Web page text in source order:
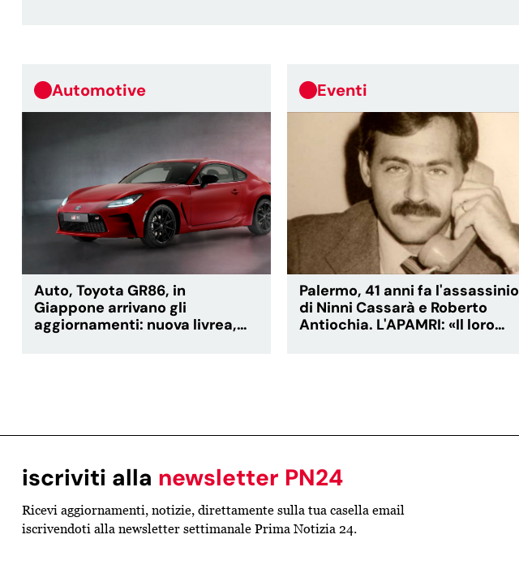
Automotive
Auto, Toyota GR86, in
Giappone arrivano gli
aggiornamenti: nuova livrea,
Eventi
Palermo, 41 anni fa l'assassinio
di Ninni Cassarà e Roberto
Antiochia. L'APAMRI: «Il loro
iscriviti alla newsletter PN24
Ricevi aggiornamenti, notizie, direttamente sulla tua casella email
iscrivendoti alla newsletter settimanale Prima Notizia 24.